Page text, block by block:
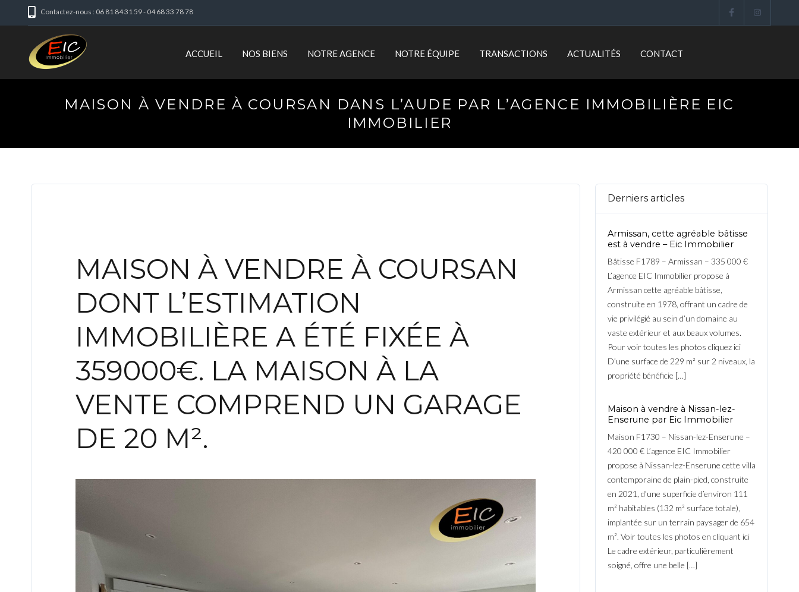
Contactez-nous : 06 81 84 31 59 - 04 68 33 78 78
ACCUEIL NOS BIENS NOTRE AGENCE NOTRE ÉQUIPE TRANSACTIONS ACTUALITÉS CONTACT
MAISON À VENDRE À COURSAN DANS L’AUDE PAR L’AGENCE IMMOBILIÈRE EIC
IMMOBILIER
MAISON À VENDRE À COURSAN
DONT L’ESTIMATION
IMMOBILIÈRE A ÉTÉ FIXÉE À
359000€. LA MAISON À LA
VENTE COMPREND UN GARAGE
DE 20 M².
Derniers articles
Armissan, cette agréable bâtisse
est à vendre – Eic Immobilier
Bâtisse F1789 – Armissan – 335 000 €
L’agence EIC Immobilier propose à
Armissan cette agréable bâtisse,
construite en 1978, offrant un cadre de
vie privilégié au sein d’un domaine au
vaste extérieur et aux beaux volumes.
Pour voir toutes les photos cliquez ici
D’une surface de 229 m² sur 2 niveaux, la
propriété bénéficie […]
Maison à vendre à Nissan-lez-
Enserune par Eic Immobilier
Maison F1730 – Nissan-lez-Enserune –
420 000 € L’agence EIC Immobilier
propose à Nissan-lez-Enserune cette villa
contemporaine de plain-pied, construite
en 2021, d’une superficie d’environ 111
m² habitables (132 m² surface totale),
implantée sur un terrain paysager de 654
m². Voir toutes les photos en cliquant ici
Le cadre extérieur, particulièrement
soigné, offre une belle […]